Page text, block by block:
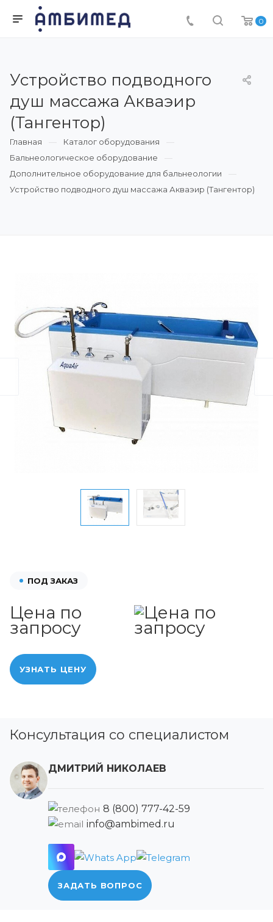
0
Устройство подводного
душ массажа Акваэир
(Тангентор)
Главная
Каталог оборудования
Бальнеологическое оборудование
Дополнительное оборудование для бальнеологии
Устройство подводного душ массажа Акваэир (Тангентор)
ПОД ЗАКАЗ
Цена по
запросу
УЗНАТЬ ЦЕНУ
Консультация со специалистом
ДМИТРИЙ НИКОЛАЕВ
8 (800) 777-42-59
info@ambimed.ru
ЗАДАТЬ ВОПРОС